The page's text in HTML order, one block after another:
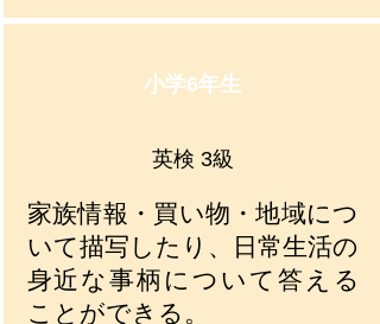
小学6年生
英検 3級
家族情報・買い物・地域につ
いて描写したり、日常生活の
身近な事柄について答える
ことができる。